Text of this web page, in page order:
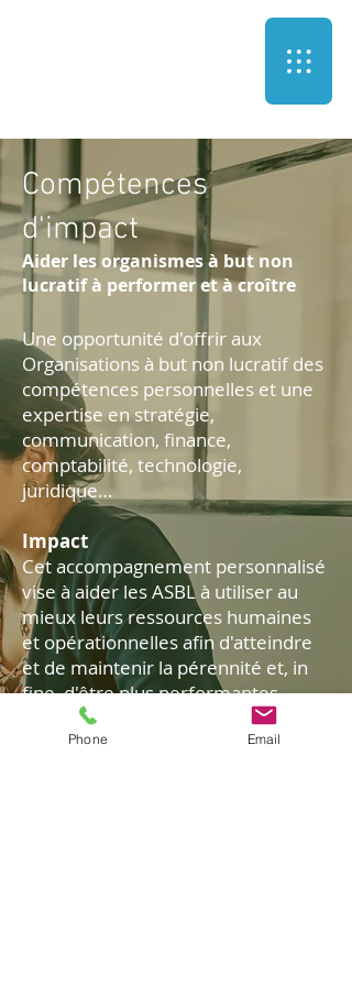
Compétences
d'impact
Aider les organismes à but non
lucratif à performer et à croître
Une opportunité d'offrir aux
Organisations à but non lucratif des
compétences personnelles et une
expertise en stratégie,
communication, finance,
comptabilité, technologie,
juridique…
​Impact
Cet accompagnement personnalisé
vise à aider les ASBL à utiliser au
mieux leurs ressources humaines
et opérationnelles afin d'atteindre
et de maintenir la pérennité et, in
fine, d'être plus performantes.
Caractéristiques
Phone Email